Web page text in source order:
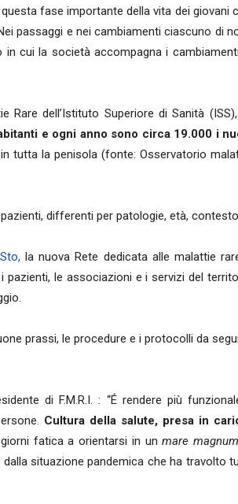
fase importante della vita dei giovani
passaggi e nei cambiamenti ciascuno di
cui la società accompagna i
Rare dell’Istituto Superiore di Sanità (ISS),
e ogni anno sono circa 19.000 i
tutta la penisola (fonte: Osservatorio
differenti per patologie, età,
la nuova Rete dedicata alle malattie
le associazioni e i servizi del
prassi, le procedure e i protocolli da
di F.M.R.I. : “É rendere più
Cultura della salute, presa in
fatica a orientarsi in unmare magnum
situazione pandemica che ha travolto